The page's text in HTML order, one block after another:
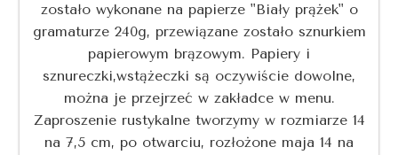
zostało wykonane na papierze "Biały prążek" o
gramaturze 240g, przewiązane zostało sznurkiem
papierowym brązowym. Papiery i
sznureczki,wstążeczki są oczywiście dowolne,
można je przejrzeć w zakładce w menu.
Zaproszenie rustykalne tworzymy w rozmiarze 14
na 7,5 cm, po otwarciu, rozłożone maja 14 na